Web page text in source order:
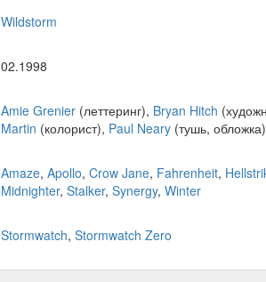
Wildstorm
02.1998
Amie Grenier (леттеринг), Bryan Hitch
Martin (колорист), Paul Neary (тушь,
Amaze, Apollo, Crow Jane, Fahrenheit,
Midnighter, Stalker, Synergy, Winter
Stormwatch, Stormwatch Zero